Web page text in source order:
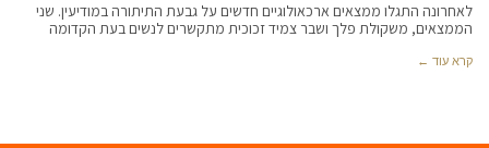
לאחרונה התגלו ממצאים ארכאולוגיים חדשים על גבעת התיתורה במודיעין. שני
הממצאים, משקולת פלך ושבר צמיד זכוכית מתקשרים לנשים בעת הקדומה
קרא עוד ←